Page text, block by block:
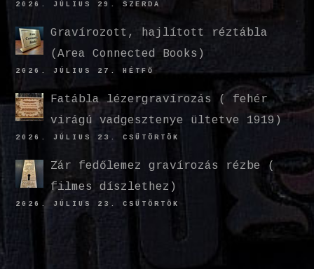
2026. JÚLIUS 29. SZERDA
Gravírozott, hajlított réztábla
(Area Connected Books)
2026. JÚLIUS 27. HÉTFŐ
Fatábla lézergravírozás ( fehér
virágú vadgesztenye ültetve 1919)
2026. JÚLIUS 23. CSÜTÖRTÖK
Zár fedőlemez gravírozás rézbe (
filmes díszlethez)
2026. JÚLIUS 23. CSÜTÖRTÖK